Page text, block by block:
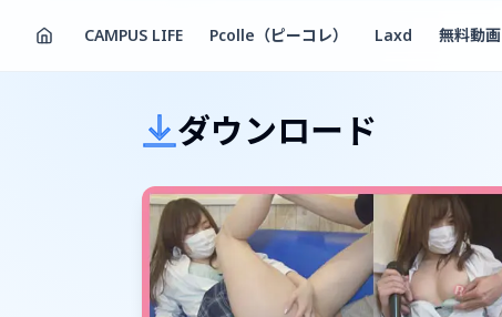
CAMPUS LIFE Pcolle（ピーコレ） Laxd 無料動画
ダウンロード